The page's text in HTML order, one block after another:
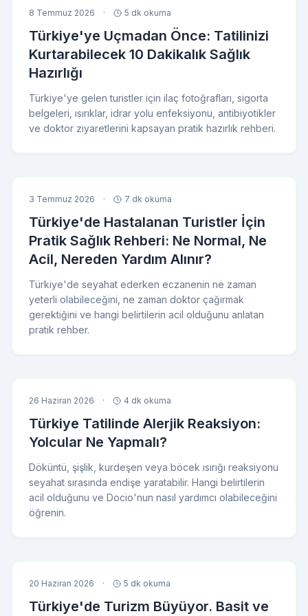
8 Temmuz 2026 · 5 dk okuma
Türkiye'ye Uçmadan Önce: Tatilinizi
Kurtarabilecek 10 Dakikalık Sağlık
Hazırlığı
Türkiye'ye gelen turistler için ilaç fotoğrafları, sigorta
belgeleri, ısırıklar, idrar yolu enfeksiyonu, antibiyotikler
ve doktor ziyaretlerini kapsayan pratik hazırlık rehberi.
3 Temmuz 2026 · 7 dk okuma
Türkiye'de Hastalanan Turistler İçin
Pratik Sağlık Rehberi: Ne Normal, Ne
Acil, Nereden Yardım Alınır?
Türkiye'de seyahat ederken eczanenin ne zaman
yeterli olabileceğini, ne zaman doktor çağırmak
gerektiğini ve hangi belirtilerin acil olduğunu anlatan
pratik rehber.
26 Haziran 2026 · 4 dk okuma
Türkiye Tatilinde Alerjik Reaksiyon:
Yolcular Ne Yapmalı?
Döküntü, şişlik, kurdeşen veya böcek ısırığı reaksiyonu
seyahat sırasında endişe yaratabilir. Hangi belirtilerin
acil olduğunu ve Docio'nun nasıl yardımcı olabileceğini
öğrenin.
20 Haziran 2026 · 5 dk okuma
Türkiye'de Turizm Büyüyor. Basit ve